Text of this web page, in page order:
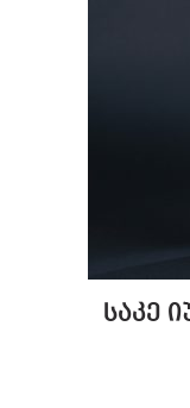
საკე